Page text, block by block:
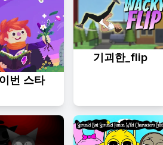
번 스타
기괴한_flip